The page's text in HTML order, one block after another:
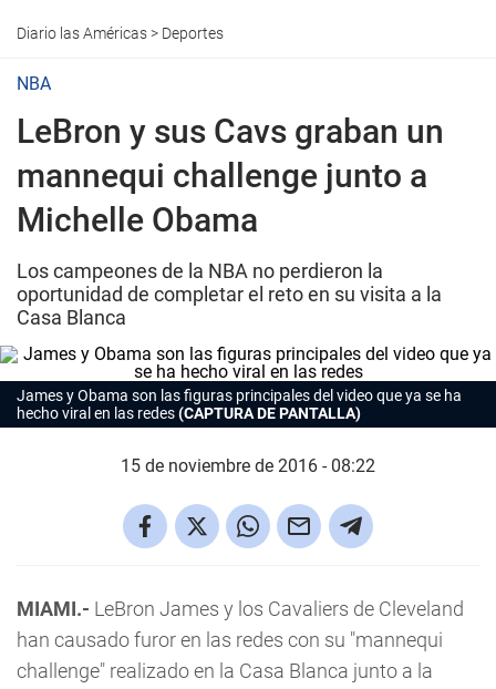
Diario las Américas> Deportes
NBA
LeBron y sus Cavs graban un
mannequi challenge junto a
Michelle Obama
Los campeones de la NBA no perdieron la
oportunidad de completar el reto en su visita a la
Casa Blanca
James y Obama son las figuras principales del video que ya se ha
hecho viral en las redes(CAPTURA DE PANTALLA)
15 de noviembre de 2016 - 08:22
MIAMI.- LeBron James y los Cavaliers de Cleveland
han causado furor en las redes con su "mannequi
challenge" realizado en la Casa Blanca junto a la